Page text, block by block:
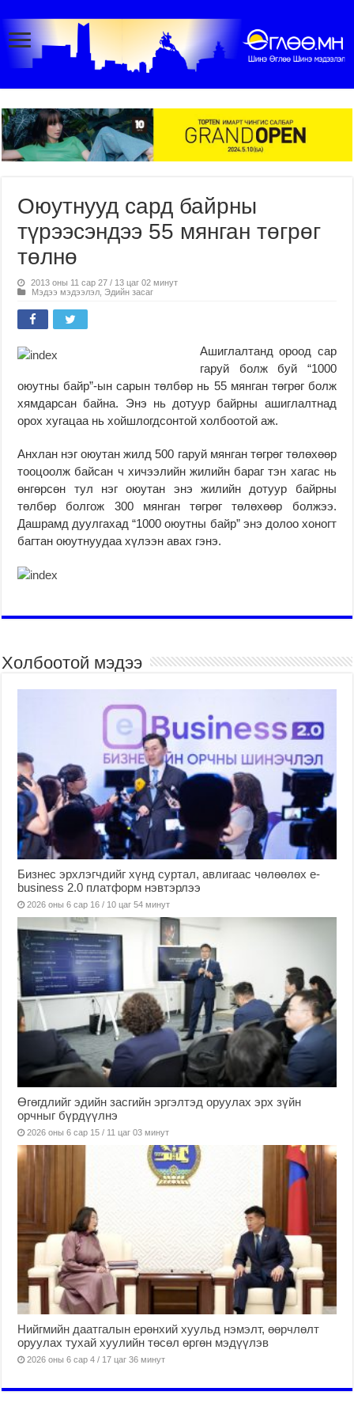
Оюутнууд сард байрны
түрээсэндээ 55 мянган төгрөг
төлнө
2013 оны 11 сар 27 / 13 цаг 02 минут
Мэдээ мэдээлэл Эдийн засаг
Ашиглалтанд ороод сар
гаруй болж буй “1000
оюутны байр”-ын сарын төлбөр нь 55 мянган төгрөг болж
хямдарсан байна. Энэ нь дотуур байрны ашиглалтнад
орох хугацаа нь хойшлогдсонтой холбоотой аж.
Анхлан нэг оюутан жилд 500 гаруй мянган төгрөг төлөхөөр
тооцоолж байсан ч хичээлийн жилийн бараг тэн хагас нь
өнгөрсөн тул нэг оюутан энэ жилийн дотуур байрны
төлбөр болгож 300 мянган төгрөг төлөхөөр болжээ.
Дашрамд дуулгахад “1000 оюутны байр” энэ долоо хоногт
багтан оюутнуудаа хүлээн авах гэнэ.
Холбоотой мэдээ
Бизнес эрхлэгчдийг хүнд суртал, авлигаас чөлөөлөх е-
business 2.0 платформ нэвтэрлээ
2026 оны 6 сар 16 / 10 цаг 54 минут
Өгөгдлийг эдийн засгийн эргэлтэд оруулах эрх зүйн
орчныг бүрдүүлнэ
2026 оны 6 сар 15 / 11 цаг 03 минут
Нийгмийн даатгалын ерөнхий хуульд нэмэлт, өөрчлөлт
оруулах тухай хуулийн төсөл өргөн мэдүүлэв
2026 оны 6 сар 4 / 17 цаг 36 минут